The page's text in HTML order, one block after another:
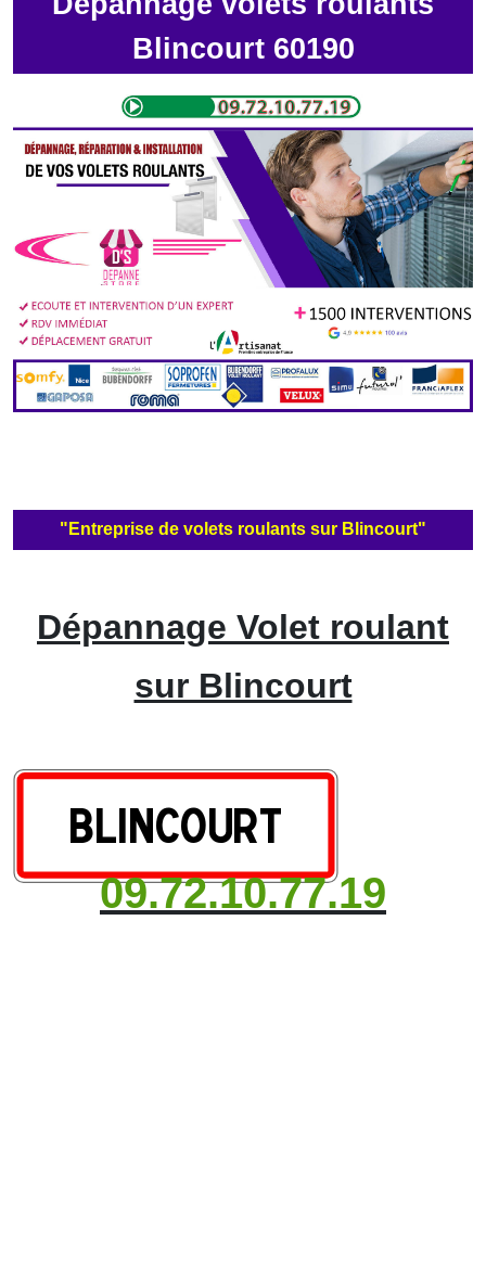
Blincourt 60190
"Entreprise de volets roulants sur Blincourt"
Dépannage Volet roulant
sur Blincourt
09.72.10.77.19